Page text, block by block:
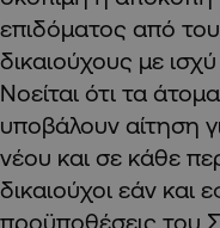
επιδόματος από
δικαιούχους με
Νοείται ότι τα
υποβάλουν αίτηση
νέου και σε κάθε
δικαιούχοι εάν και
προϋποθέσεις του